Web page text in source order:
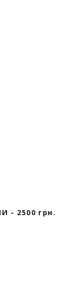
- 2500 грн.